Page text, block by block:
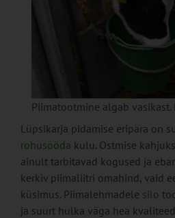
Piimatootmine algab vasikast.
Lüpsikarja pidamise eripära on
rohusööda kulu. Ostmise
ainult tarbitavad kogused ja
kerkiv piimaliitri omahind, vaid
küsimus. Piimalehmadele silo
ja suurt hulka väga hea